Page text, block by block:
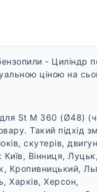
- Циліндр
ціною на
St M 360 (Ø48)
Такий підхід
скутерів,
Київ, Вінниця,
Кропивницький,
Харків, Херсон,